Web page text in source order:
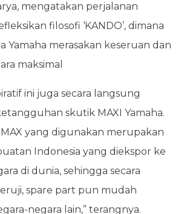
mengatakan perjalanan
filosofi ‘KANDO’, dimana
Yamaha merasakan keseruan dan
maksimal
ini juga secara langsung
skutik MAXI Yamaha.
yang digunakan merupakan
Indonesia yang diekspor ke
di dunia, sehingga secara
spare part pun mudah
negara lain,” terangnya.